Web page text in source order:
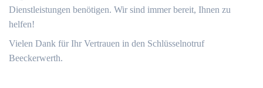
Dienstleistungen benötigen.​ Wir sind immer bereit, Ihnen zu
helfen!​
Vielen Dank für Ihr Vertrauen in den Schlüsselnotruf
Beeckerwerth.​